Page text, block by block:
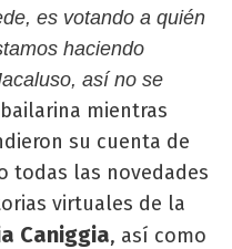
es votando a quién
haciendo
así no se
mientras
su cuenta de
todas las novedades
virtuales de la
Caniggia, así como